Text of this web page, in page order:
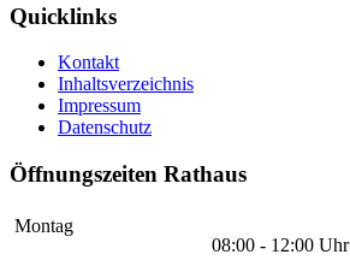
Quicklinks
Kontakt
Inhaltsverzeichnis
Impressum
Datenschutz
Öffnungszeiten Rathaus
Montag
08:00 - 12:00 Uhr